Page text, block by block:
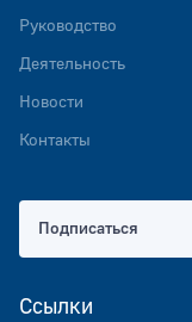
Руководство
Деятельность
Новости
Контакты
Ссылки
Подписаться